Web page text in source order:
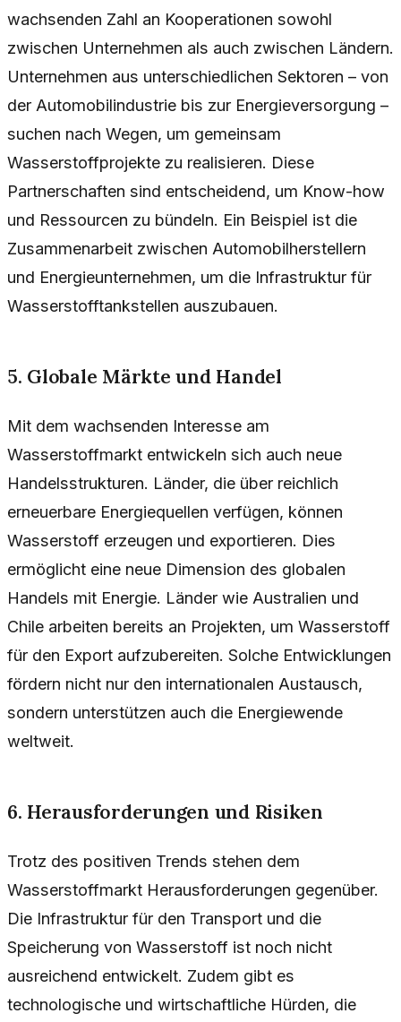
wachsenden Zahl an Kooperationen sowohl
zwischen Unternehmen als auch zwischen Ländern.
Unternehmen aus unterschiedlichen Sektoren – von
der Automobilindustrie bis zur Energieversorgung –
suchen nach Wegen, um gemeinsam
Wasserstoffprojekte zu realisieren. Diese
Partnerschaften sind entscheidend, um Know-how
und Ressourcen zu bündeln. Ein Beispiel ist die
Zusammenarbeit zwischen Automobilherstellern
und Energieunternehmen, um die Infrastruktur für
Wasserstofftankstellen auszubauen.
5. Globale Märkte und Handel
Mit dem wachsenden Interesse am
Wasserstoffmarkt entwickeln sich auch neue
Handelsstrukturen. Länder, die über reichlich
erneuerbare Energiequellen verfügen, können
Wasserstoff erzeugen und exportieren. Dies
ermöglicht eine neue Dimension des globalen
Handels mit Energie. Länder wie Australien und
Chile arbeiten bereits an Projekten, um Wasserstoff
für den Export aufzubereiten. Solche Entwicklungen
fördern nicht nur den internationalen Austausch,
sondern unterstützen auch die Energiewende
weltweit.
6. Herausforderungen und Risiken
Trotz des positiven Trends stehen dem
Wasserstoffmarkt Herausforderungen gegenüber.
Die Infrastruktur für den Transport und die
Speicherung von Wasserstoff ist noch nicht
ausreichend entwickelt. Zudem gibt es
technologische und wirtschaftliche Hürden, die